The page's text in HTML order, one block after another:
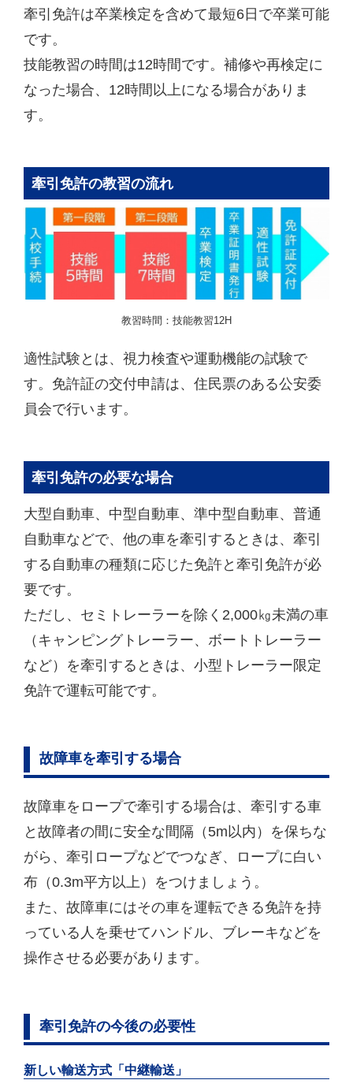
牽引免許は卒業検定を含めて最短6日で卒業可能
です。
技能教習の時間は12時間です。補修や再検定に
なった場合、12時間以上になる場合がありま
す。
牽引免許の教習の流れ
教習時間：技能教習12H
適性試験とは、視力検査や運動機能の試験で
す。免許証の交付申請は、住民票のある公安委
員会で行います。
牽引免許の必要な場合
大型自動車、中型自動車、準中型自動車、普通
自動車などで、他の車を牽引するときは、牽引
する自動車の種類に応じた免許と牽引免許が必
要です。
ただし、セミトレーラーを除く2,000㎏未満の車
（キャンピングトレーラー、ボートトレーラー
など）を牽引するときは、小型トレーラー限定
免許で運転可能です。
故障車を牽引する場合
故障車をロープで牽引する場合は、牽引する車
と故障者の間に安全な間隔（5m以内）を保ちな
がら、牽引ロープなどでつなぎ、ロープに白い
布（0.3m平方以上）をつけましょう。
また、故障車にはその車を運転できる免許を持
っている人を乗せてハンドル、ブレーキなどを
操作させる必要があります。
牽引免許の今後の必要性
新しい輸送方式「中継輸送」